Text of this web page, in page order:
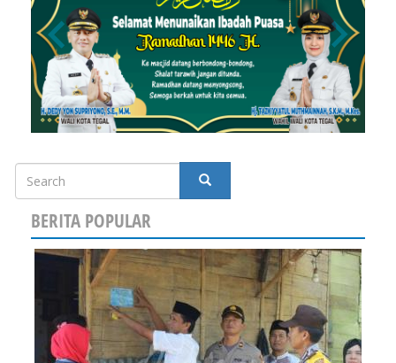
Search
SEARCH
BERITA POPULAR